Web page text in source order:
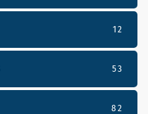
12
53
82